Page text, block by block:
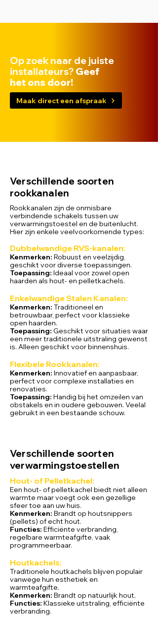
Op zoek naar de juiste
installateurs? Geef
het ons door!
Maak direct een afspraak
Verschillende soorten
rookkanalen
Rookkanalen zijn de onmisbare
verbindende schakels tussen uw
verwarmingstoestel en de buitenlucht.
Hier zijn enkele veelvoorkomende types:
Dubbelwandige RVS-kanalen:
Kenmerken: Robuust en veelzijdig,
geschikt voor diverse toepassingen.
Toepassing: Ideaal voor zowel open
haarden als hout- en pelletkachels.
Enkelwandige Stalen Kanalen:
Kenmerken: Traditioneel en
betrouwbaar, perfect voor klassieke
open haarden.
Toepassing: Geschikt voor situaties waar
een meer traditionele uitstraling gewenst
is. Alleen geschikt voor binnenshuis.
Flexibele Rookkanalen:
Kenmerken: Innovatief en aanpasbaar,
perfect voor complexe installaties en
renovaties.
Toepassing: Handig bij het omzeilen van
obstakels en in oudere gebouwen. Veelal
gebruikt in een bestaande schouw.
Verschillende soorten
verwarmingstoestellen
Hout- of Pelletkachel:
Een hout- of pelletkachel biedt niet alleen
warmte maar voegt ook een gezellige
sfeer toe aan uw huis.
Kenmerken: Brandt op houtsnippers
(pellets) of echt hout.
Functies: Efficiënte verbranding,
regelbare warmteafgifte, vaak
programmeerbaar.
Houtkachels:
Traditionele houtkachels blijven populair
vanwege hun esthetiek en
warmteafgifte.
Kenmerken: Brandt op natuurlijk hout.
Functies: Klassieke uitstraling, efficiënte
verbranding.